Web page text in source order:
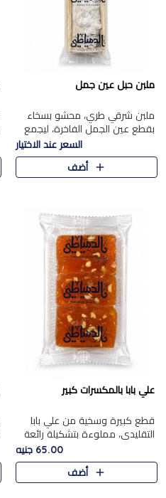
ملبن حبل عين جمل
ملبن شرقي طري، محشو بسخاء
بقطع عين الجمل الفاخرة، ليجمع
بين القوام الناعم وقرمشة الجوز
في مذاق شرقي أصيل.
السعر عند الاختيار
أضف
علي بابا بالمكسرات كبير
قطع كبيرة وسخية من علي بابا
التقليدي، مملوءة بتشكيلة رائعة
من المكسرات المحمصة المحمرة.
65.00 جنيه
أضف